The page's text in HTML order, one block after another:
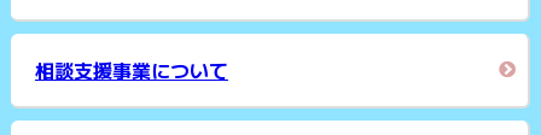
相談支援事業について